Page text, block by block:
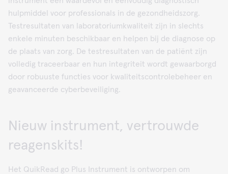
hulpmiddel voor professionals in de gezondheidszorg.
Testresultaten van laboratoriumkwaliteit zijn in slechts
enkele minuten beschikbaar en helpen bij de diagnose op
de plaats van zorg. De testresultaten van de patiënt zijn
volledig traceerbaar en hun integriteit wordt gewaarborgd
door robuuste functies voor kwaliteitscontrolebeheer en
geavanceerde cyberbeveiliging.
Nieuw instrument, vertrouwde
reagenskits!
Het QuikRead go Plus Instrument is ontworpen om